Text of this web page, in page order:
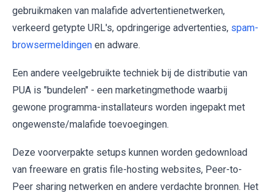
gebruikmaken van malafide advertentienetwerken,
verkeerd getypte URL's, opdringerige advertenties, spam-
browsermeldingen en adware.
Een andere veelgebruikte techniek bij de distributie van
PUA is "bundelen" - een marketingmethode waarbij
gewone programma-installateurs worden ingepakt met
ongewenste/malafide toevoegingen.
Deze voorverpakte setups kunnen worden gedownload
van freeware en gratis file-hosting websites, Peer-to-
Peer sharing netwerken en andere verdachte bronnen. Het